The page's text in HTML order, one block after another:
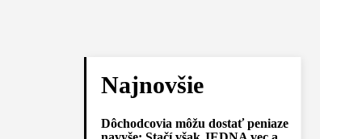
Najnovšie
Dôchodcovia môžu dostať peniaze